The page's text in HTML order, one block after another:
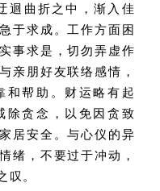
迴曲折之中，渐入佳
于求成。工作方面困
事求是，切勿弄虚作
亲朋好友联络感情，
和帮助。财运略有起
除贪念，以免因贪致
居安全。与心仪的异
绪，不要过于冲动，
叹。